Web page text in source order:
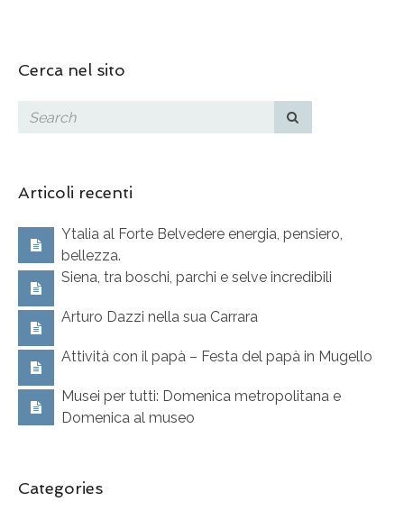
Cerca nel sito
Articoli recenti
Ytalia al Forte Belvedere energia, pensiero,
bellezza.
Siena, tra boschi, parchi e selve incredibili
Arturo Dazzi nella sua Carrara
Attività con il papà – Festa del papà in Mugello
Musei per tutti: Domenica metropolitana e
Domenica al museo
Categories